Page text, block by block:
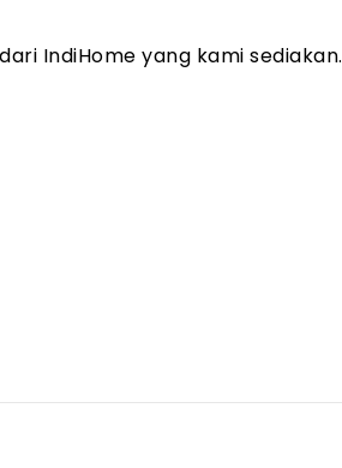
IndiHome yang kami sediakan.